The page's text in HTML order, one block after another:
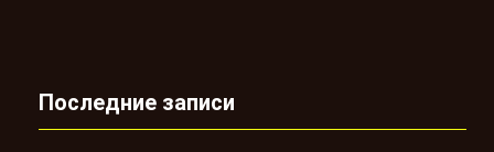
Последние записи